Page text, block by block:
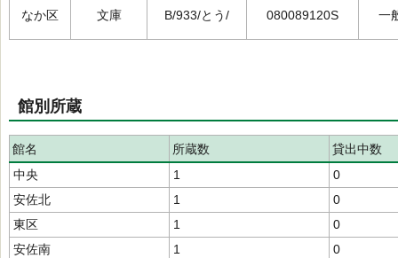
なか区 文庫 B/933/とう/ 080089120S 一
館別所蔵
館名 所蔵数
貸出中数
中央
1
0
安佐北
1
0
東区
1
0
安佐南
1
0